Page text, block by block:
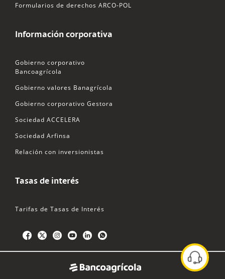
Formularios de derechos ARCO-POL
Información corporativa
Gobierno corporativo
Bancoagrícola
Gobierno valores Banagrícola
Gobierno corporativo Gestora
Sociedad ACCELERA
Sociedad Arfinsa
Relación con inversionistas
Tasas de interés
Tarifas de Tasas de Interés